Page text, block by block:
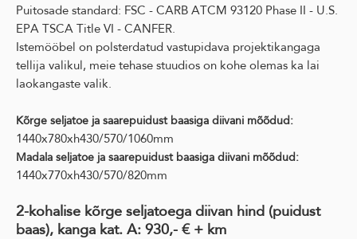
Puitosade standard: FSC - CARB ATCM 93120 Phase II - U.S.
EPA TSCA Title VI - CANFER.
Istemööbel on polsterdatud vastupidava projektikangaga
tellija valikul, meie tehase stuudios on kohe olemas ka lai
laokangaste valik.
Kõrge seljatoe ja saarepuidust baasiga diivani mõõdud:
1440x780xh430/570/1060mm
Madala seljatoe ja saarepuidust baasiga diivani mõõdud:
1440x770xh430/570/820mm
2-kohalise kõrge seljatoega diivan hind (puidust
baas), kanga kat. A: 930,- € + km